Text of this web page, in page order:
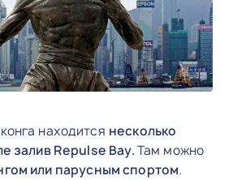
находится несколько
залив Repulse Bay.Там можно
или парусным спортом.